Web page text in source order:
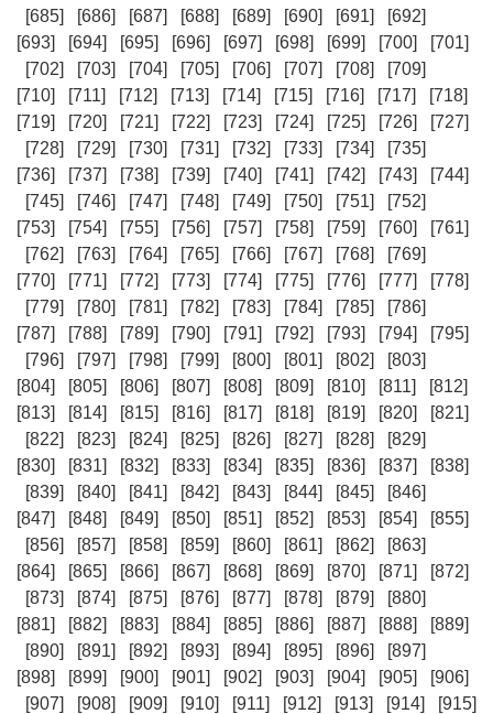
[685]
[686] [687] [688] [689] [690] [691]
[692]
[693]
[694] [695] [696] [697] [698] [699] [700]
[701]
[702]
[703] [704] [705] [706] [707] [708]
[709]
[710]
[711] [712] [713] [714] [715] [716] [717]
[718]
[719]
[720] [721] [722] [723] [724] [725] [726]
[727]
[728]
[729] [730] [731] [732] [733] [734]
[735]
[736]
[737] [738] [739] [740] [741] [742] [743]
[744]
[745]
[746] [747] [748] [749] [750] [751]
[752]
[753]
[754] [755] [756] [757] [758] [759] [760]
[761]
[762]
[763] [764] [765] [766] [767] [768]
[769]
[770]
[771] [772] [773] [774] [775] [776] [777]
[778]
[779]
[780] [781] [782] [783] [784] [785]
[786]
[787]
[788] [789] [790] [791] [792] [793] [794]
[795]
[796]
[797] [798] [799] [800] [801] [802]
[803]
[804]
[805] [806] [807] [808] [809] [810] [811]
[812]
[813]
[814] [815] [816] [817] [818] [819] [820]
[821]
[822]
[823] [824] [825] [826] [827] [828]
[829]
[830]
[831] [832] [833] [834] [835] [836] [837]
[838]
[839]
[840] [841] [842] [843] [844] [845]
[846]
[847]
[848] [849] [850] [851] [852] [853] [854]
[855]
[856]
[857] [858] [859] [860] [861] [862]
[863]
[864]
[865] [866] [867] [868] [869] [870] [871]
[872]
[873]
[874] [875] [876] [877] [878] [879]
[880]
[881]
[882] [883] [884] [885] [886] [887] [888]
[889]
[890]
[891] [892] [893] [894] [895] [896]
[897]
[898]
[899] [900] [901] [902] [903] [904] [905]
[906]
[907]
[908] [909] [910] [911] [912] [913] [914] [915]